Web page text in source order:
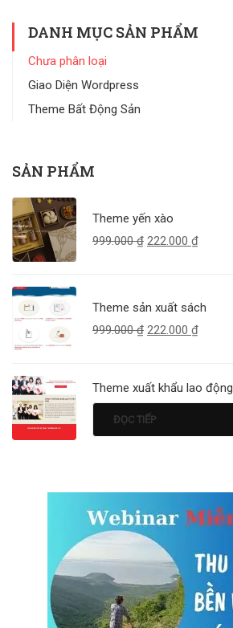
DANH MỤC SẢN PHẨM
Chưa phân loại
Giao Diện Wordpress
Theme Bất Động Sản
SẢN PHẨM
Theme yến xào
999.000₫ 222.000 ₫
Theme sản xuất sách
999.000₫ 222.000 ₫
Theme xuất khẩu lao động
ĐỌC TIẾP